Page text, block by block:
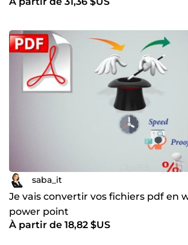
saba_it
Je vais convertir vos fichiers pdf en
power point
À partir de 18,82 $US